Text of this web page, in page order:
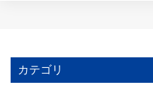
カテゴリ